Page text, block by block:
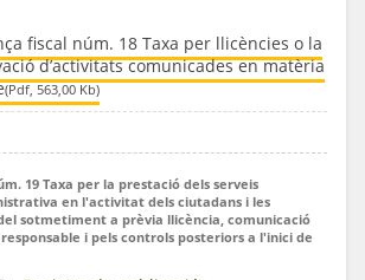
fiscal núm. 18 Taxa per llicències o la
d’activitats comunicades en matèria
(Pdf, 563,00 Kb)
19 Taxa per la prestació dels serveis
en l'activitat dels ciutadans i les
sotmetiment a prèvia llicència, comunicació
i pels controls posteriors a l'inici de